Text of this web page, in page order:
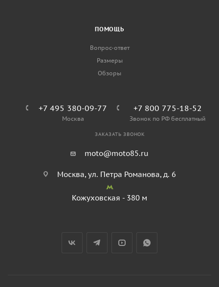
ПОМОЩЬ
Вопрос-ответ
Размеры
Обзоры
+7 495 380-09-77
Москва
+7 800 775-18-52
Звонок по РФ бесплатный
ЗАКАЗАТЬ ЗВОНОК
moto@moto85.ru
Москва, ул. Петра Романова, д. 6
Кожуховская - 380 м